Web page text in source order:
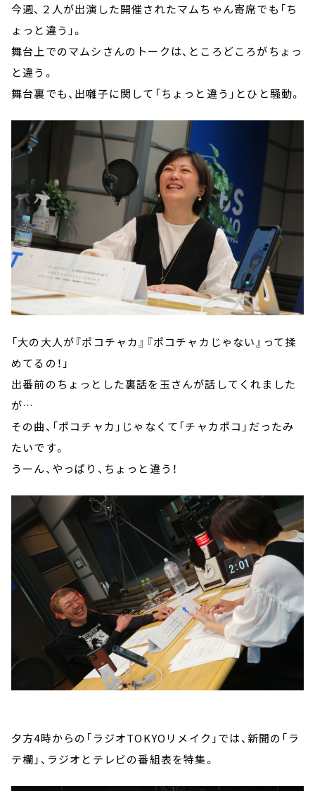
今週、２人が出演した開催されたマムちゃん寄席でも「ち
ょっと違う」。
舞台上でのマムシさんのトークは、ところどころがちょっ
と違う。
舞台裏でも、出囃子に関して「ちょっと違う」とひと騒動。
「大の大人が『ポコチャカ』『ポコチャカじゃない』って揉
めてるの！」
出番前のちょっとした裏話を玉さんが話してくれました
が…
その曲、「ポコチャカ」じゃなくて「チャカポコ」だったみ
たいです。
うーん、やっぱり、ちょっと違う！
夕方4時からの「ラジオTOKYOリメイク」では、新聞の「ラ
テ欄」、ラジオとテレビの番組表を特集。